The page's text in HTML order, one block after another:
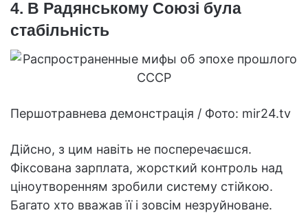
4. В Радянському Союзі була
стабільність
Першотравнева демонстрація / Фото: mir24.tv
Дійсно, з цим навіть не посперечаєшся.
Фіксована зарплата, жорсткий контроль над
ціноутворенням зробили систему стійкою.
Багато хто вважав її і зовсім незруйноване.